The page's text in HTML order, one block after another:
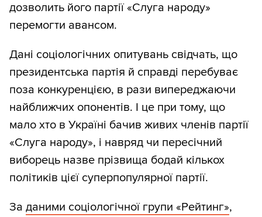
дозволить його партії «Слуга народу»
перемогти авансом.
Дані соціологічних опитувань свідчать, що
президентська партія й справді перебуває
поза конкуренцією, в рази випереджаючи
найближчих опонентів. І це при тому, що
мало хто в Україні бачив живих членів партії
«Слуга народу», і навряд чи пересічний
виборець назве прізвища бодай кількох
політиків цієї суперпопулярної партії.
За даними соціологічної групи «Рейтинг»,